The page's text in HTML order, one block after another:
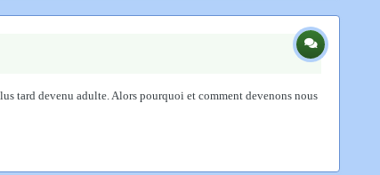
tard devenu adulte. Alors pourquoi et comment devenons nous